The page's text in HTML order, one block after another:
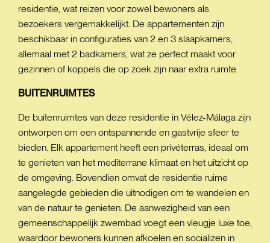
residentie, wat reizen voor zowel bewoners als
bezoekers vergemakkelijkt. De appartementen zijn
beschikbaar in configuraties van 2 en 3 slaapkamers,
allemaal met 2 badkamers, wat ze perfect maakt voor
gezinnen of koppels die op zoek zijn naar extra ruimte.
BUITENRUIMTES
De buitenruimtes van deze residentie in Vélez-Málaga zijn
ontworpen om een ontspannende en gastvrije sfeer te
bieden. Elk appartement heeft een privéterras, ideaal om
te genieten van het mediterrane klimaat en het uitzicht op
de omgeving. Bovendien omvat de residentie ruime
aangelegde gebieden die uitnodigen om te wandelen en
van de natuur te genieten. De aanwezigheid van een
gemeenschappelijk zwembad voegt een vleugje luxe toe,
waardoor bewoners kunnen afkoelen en socializen in